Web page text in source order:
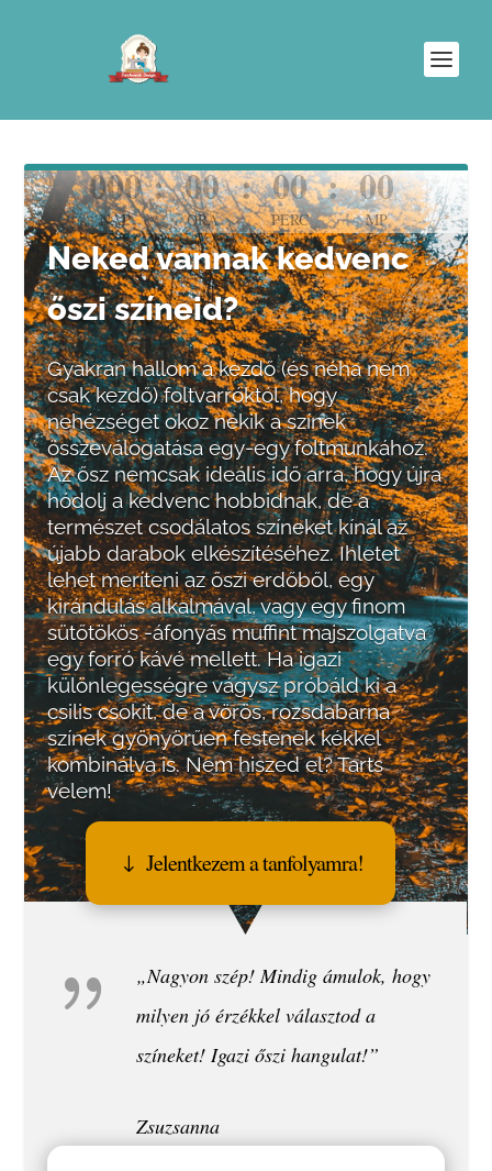
000
NAP
: 00
ÓRA
: 00
PERC
: 00
MP
Neked vannak kedvenc
őszi színeid?
Gyakran hallom a kezdő (és néha nem
csak kezdő) foltvarróktól, hogy
nehézséget okoz nekik a színek
összeválogatása egy-egy foltmunkához.
Az ősz nemcsak ideális idő arra, hogy újra
hódolj a kedvenc hobbidnak, de a
természet csodálatos színeket kínál az
újabb darabok elkészítéséhez. Ihletet
lehet meríteni az őszi erdőből, egy
kirándulás alkalmával, vagy egy finom
sütőtökös -áfonyás muffint majszolgatva
egy forró kávé mellett. Ha igazi
különlegességre vágysz próbáld ki a
csilis csokit, de a vörös, rozsdabarna
színek gyönyörűen festenek kékkel
kombinálvais. Nem hiszed el? Tarts
velem!
Jelentkezem a tanfolyamra!
{
„Nagyon szép! Mindig ámulok, hogy
milyen jó érzékkel választod a
színeket! Igazi őszi hangulat!”
Zsuzsanna